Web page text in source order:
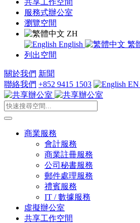
共享工作空間
服務式辦公室
瀏覽空間
ZH
English
繁
列出空間
關於我們 新聞
聯絡我們 +852 9415 1503 EN
商業服務
會計服務
商業註冊服務
公司秘書服務
郵件處理服務
禮賓服務
IT / 數據服務
虛擬辦公室
共享工作空間